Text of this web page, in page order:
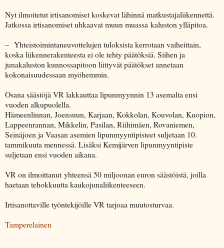
Nyt ilmoitetut irtisanomiset koskevat lähinnä matkustajaliikennettä.
Jatkossa irtisanomiset uhkaavat muun muassa kaluston ylläpitoa.
– Yhteistoimintaneuvottelujen tuloksista kerrotaan vaiheittain,
koska liikennerakenteesta ei ole tehty päätöksiä. Siihen ja
junakaluston kunnossapitoon liittyvät päätökset annetaan
kokonaisuudessaan myöhemmin.
Osana säästöjä VR lakkauttaa lipunmyynnin 13 asemalta ensi
vuoden alkupuolella.
Hämeenlinnan, Joensuun, Karjaan, Kokkolan, Kouvolan, Kuopion,
Lappeenrannan, Mikkelin, Pasilan, Riihimäen, Rovaniemen,
Seinäjoen ja Vaasan asemien lipunmyyntipisteet suljetaan 10.
tammikuuta mennessä. Lisäksi Kemijärven lipunmyyntipiste
suljetaan ensi vuoden aikana.
VR on ilmoittanut yhteensä 50 miljoonan euron säästöistä, joilla
haetaan tehokkuutta kaukojunaliikenteeseen.
Irtisanottaville työntekijöille VR tarjoaa muutosturvaa.
Tamperelainen